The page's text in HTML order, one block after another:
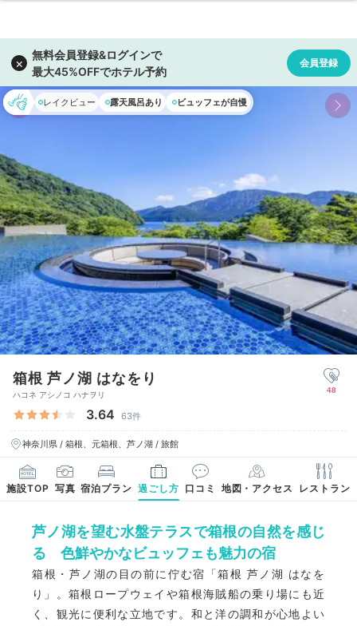
レイクビュー 露天風呂あり ビュッフェが自慢
箱根 芦ノ湖 はなをり
ハコネ アシノコ ハナヲリ
3.64 63件
神奈川県 / 箱根、元箱根、芦ノ湖 / 旅館
48
施設TOP 写真 宿泊プラン 過ごし方 口コミ 地図・アクセス レストラン
芦ノ湖を望む水盤テラスで箱根の自然を感じ
る 色鮮やかなビュッフェも魅力の宿
箱根・芦ノ湖の目の前に佇む宿「箱根 芦ノ湖 はなを
り」。箱根ロープウェイや箱根海賊船の乗り場にも近
く、観光に便利な立地です。和と洋の調和が心地よい